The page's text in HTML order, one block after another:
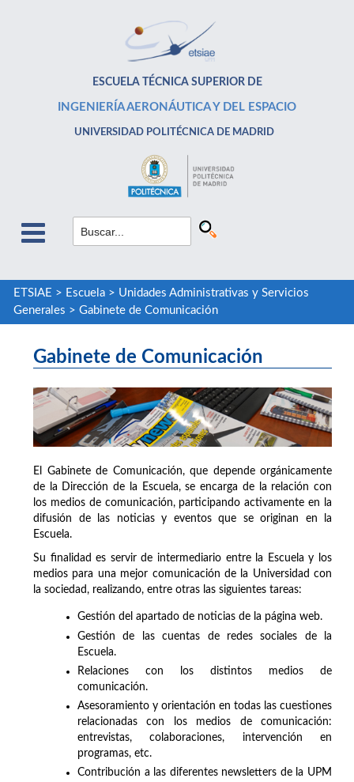
ESCUELA TÉCNICA SUPERIOR DE
INGENIERÍA AERONÁUTICA Y DEL ESPACIO
UNIVERSIDAD POLITÉCNICA DE MADRID
ETSIAE > Escuela> Unidades Administrativas y Servicios
Generales > Gabinete de Comunicación
Gabinete de Comunicación
El Gabinete de Comunicación, que depende orgánicamente
de la Dirección de la Escuela, se encarga de la relación con
los medios de comunicación, participando activamente en la
difusión de las noticias y eventos que se originan en la
Escuela.
Su finalidad es servir de intermediario entre la Escuela y los
medios para una mejor comunicación de la Universidad con
la sociedad, realizando, entre otras las siguientes tareas:
Gestión del apartado de noticias de la página web.
Gestión de las cuentas de redes sociales de la
Escuela.
Relaciones con los distintos medios de
comunicación.
Asesoramiento y orientación en todas las cuestiones
relacionadas con los medios de comunicación:
entrevistas, colaboraciones, intervención en
programas, etc.
Contribución a las diferentes newsletters de la UPM